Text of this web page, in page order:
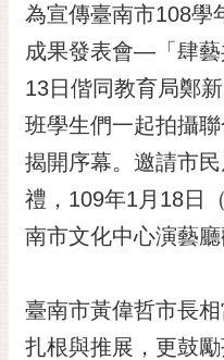
市政資訊
市民互動
黃
偉
哲
螢
花
為宣傳臺南市108學
成果發表會—「肆藝
13日偕同教育局鄭
班學生們一起拍攝
揭開序幕。邀請市
禮，109年1月18日
南市文化中心演藝廳
臺南市黃偉哲市長
扎根與推展，更鼓